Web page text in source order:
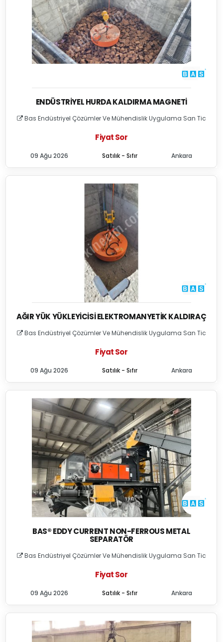
ENDÜSTRIYEL HURDA KALDIRMA MAGNETI
Bas Endüstriyel Çözümler Ve Mühendislik Uygulama San Tic
Fiyat Sor
Satılık - Sıfır
09 Ağu 2026 Ankara
AĞIR YÜK YÜKLEYICISI ELEKTROMANYETIK KALDIRAÇ
Bas Endüstriyel Çözümler Ve Mühendislik Uygulama San Tic
Fiyat Sor
Satılık - Sıfır
09 Ağu 2026 Ankara
BAS® EDDY CURRENT NON-FERROUS METAL
SEPARATÖR
Bas Endüstriyel Çözümler Ve Mühendislik Uygulama San Tic
Fiyat Sor
Satılık - Sıfır
09 Ağu 2026 Ankara